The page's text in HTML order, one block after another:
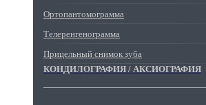
Ортопантомограмма
Телеренгенограмма
Прицельный снимок зуба
КОНДИЛОГРАФИЯ / АКСИОГРАФИЯ